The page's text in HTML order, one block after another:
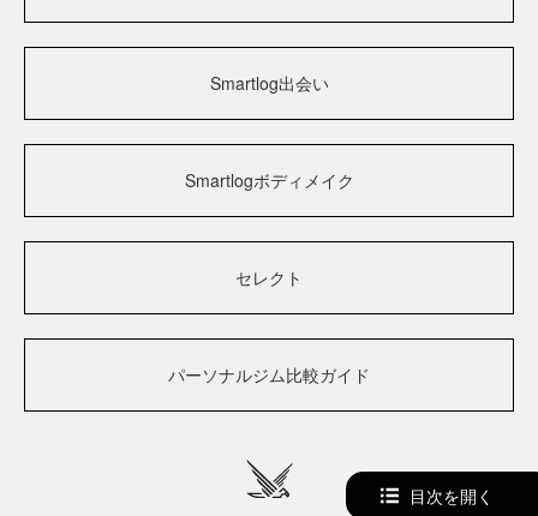
Smartlog出会い
Smartlogボディメイク
セレクト
パーソナルジム比較ガイド
目次を開く